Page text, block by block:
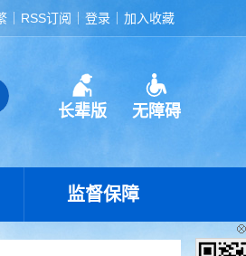
RSS订阅 登录 加入收藏
长辈版 无障碍
监督保障